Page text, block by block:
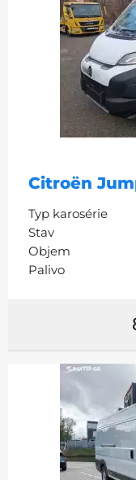
Citroën
Typ karosérie
Stav
Objem
Palivo